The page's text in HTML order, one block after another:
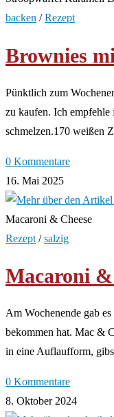
backen /Rezept
Brownies
Pünktlich zum
zu kaufen. Ich
schmelzen.170 weißen
0 Kommentare
16. Mai 2025
Macaroni & Cheese
Rezept /salzig
Macaroni &
Am Wochenende gab
bekommen hat. Mac &
in eine Auflaufform,
0 Kommentare
8. Oktober 2024